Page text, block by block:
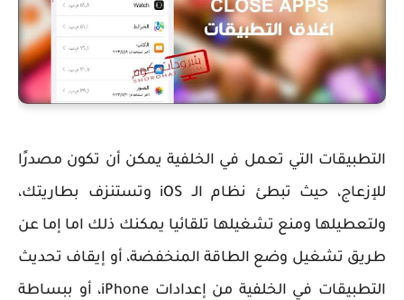
التطبيقات التي تعمل في الخلفية يمكن أن تكون مصدرًا
للإزعاج، حيث تبطئ نظام الـ iOS وتستنزف بطاريتك،
ولتعطيلها ومنع تشغيلها تلقائيا يمكنك ذلك اما إما عن
طريق تشغيل وضع الطاقة المنخفضة، أو إيقاف تحديث
التطبيقات في الخلفية من إعدادات iPhone، أو ببساطة